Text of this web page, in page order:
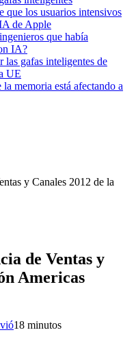
que los usuarios intensivos
de Apple
que había
IA?
gafas inteligentes de
UE
memoria está afectando a
y Canales 2012 de la
de Ventas y
Americas
18 minutos